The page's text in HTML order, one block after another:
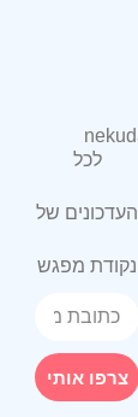
לכל
העדכונים של
נקודת מפגש
צרפו אותי